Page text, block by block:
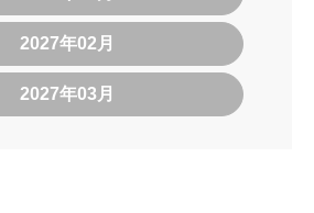
2027年02月
2027年03月